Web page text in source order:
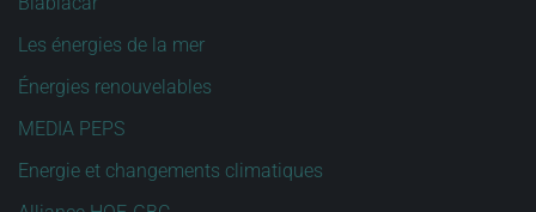
Les énergies de la mer
Énergies renouvelables
MEDIA PEPS
Energie et changements climatiques